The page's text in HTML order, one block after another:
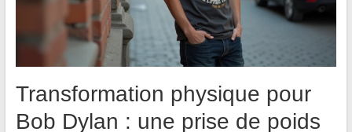
Transformation physique pour
Bob Dylan : une prise de poids